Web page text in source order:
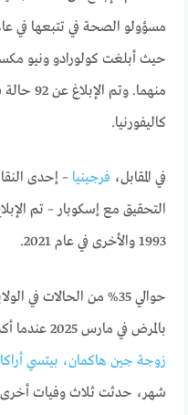
كاليفورنيا.
في المقابل، فرجينيا – إحدى
التحقيق مع إسكوبار – تم
1993 والأخرى في عام 2021.
حوالي 35% من الحالات في
بالمرض في مارس 2025 عندما أكده مسؤولو الصحة في نيو مكسيكو
زوجة جين هاكمان، بيتسي
شهر، حدثت ثلاث وفيات